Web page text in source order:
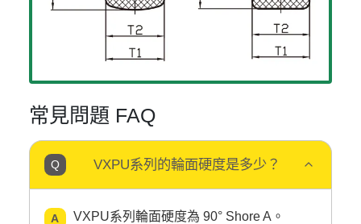
常見問題 FAQ
VXPU系列的輪面硬度是多少？
VXPU系列輪面硬度為 90° Shore A。